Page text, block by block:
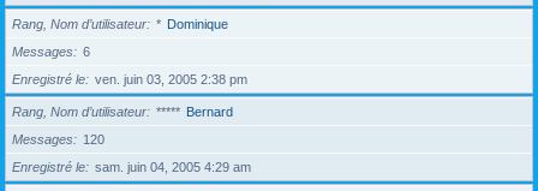
Rang, Nom d’utilisateur * Dominique
Messages
6
Enregistré le
ven. juin 03, 2005 2:38 pm
Rang, Nom d’utilisateur ***** Bernard
Messages
120
Enregistré le
sam. juin 04, 2005 4:29 am